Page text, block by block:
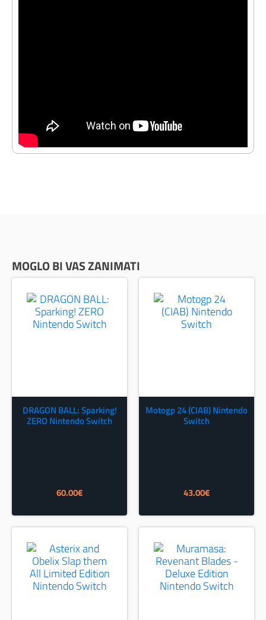
MOGLO BI VAS ZANIMATI
DRAGON BALL: Sparking!
ZERO Nintendo Switch
60.00€
Motogp 24 (CIAB) Nintendo
Switch
43.00€